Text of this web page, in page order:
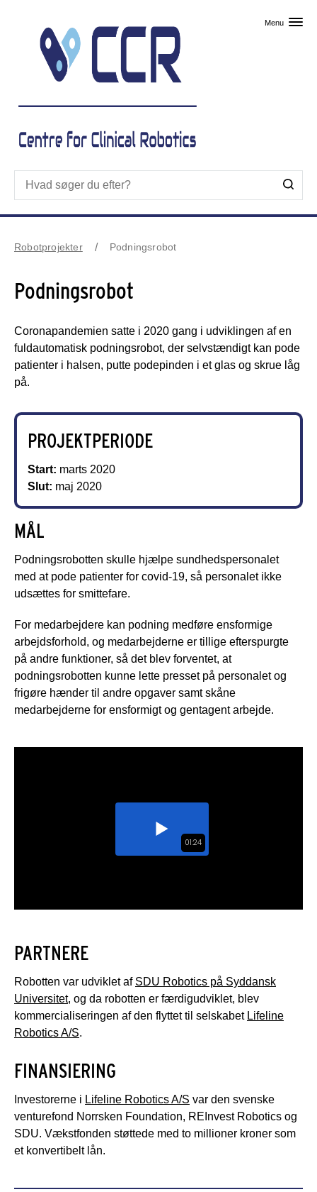
Menu
Robotprojekter Podningsrobot
Podningsrobot
Coronapandemien satte i 2020 gang i udviklingen af en
fuldautomatisk podningsrobot, der selvstændigt kan pode
patienter i halsen, putte podepinden i et glas og skrue låg
på.
PROJEKTPERIODE
Start: marts 2020
Slut: maj 2020
MÅL
Podningsrobotten skulle hjælpe sundhedspersonalet
med at pode patienter for covid-19, så personalet ikke
udsættes for smittefare.
For medarbejdere kan podning medføre ensformige
arbejdsforhold, og medarbejderne er tillige efterspurgte
på andre funktioner, så det blev forventet, at
podningsrobotten kunne lette presset på personalet og
frigøre hænder til andre opgaver samt skåne
medarbejderne for ensformigt og gentagent arbejde.
PARTNERE
Robotten var udviklet af SDU Robotics på Syddansk
Universitet, og da robotten er færdigudviklet, blev
kommercialiseringen af den flyttet til selskabet Lifeline
Robotics A/S.
FINANSIERING
Investorerne i Lifeline Robotics A/S var den svenske
venturefond Norrsken Foundation, REInvest Robotics og
SDU. Vækstfonden støttede med to millioner kroner som
et konvertibelt lån.